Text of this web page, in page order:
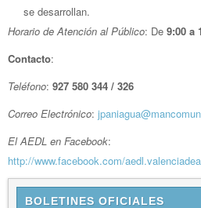
se desarrollan.
Horario de Atención al Público: De 9:00 a
Contacto:
Teléfono: 927 580 344 / 326
Correo Electrónico:
El AEDL en Facebook:
http://www.facebook.com/
BOLETINES OFICIALES